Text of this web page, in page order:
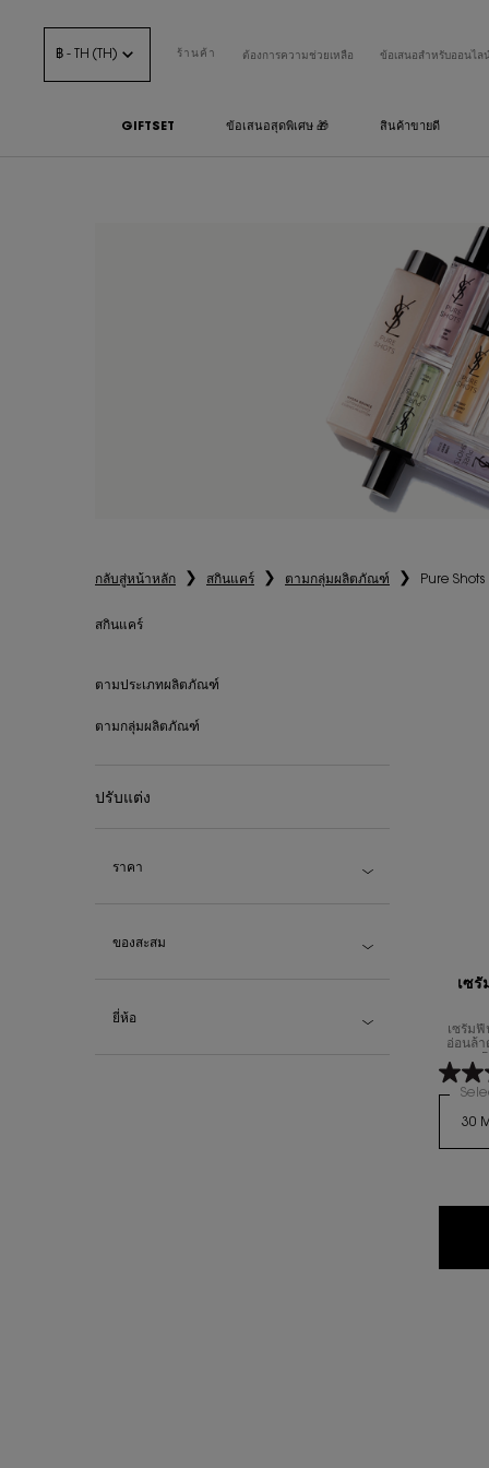
฿ - TH (TH) ร้านค้า ต้องการความช่วยเหลือ ข้อเสนอสำหรับออนไล
GIFTSET ข้อเสนอสุดพิเศษ 🎁 สินค้าขายดี
กลับสู่หน้าหลัก สกินแคร์ ตามกลุ่มผลิตภัณฑ์ Pure Shots
สกินแคร์
ตามประเภทผลิตภัณฑ์
ตามกลุ่มผลิตภัณฑ์
ปรับแต่ง
ราคา
ของสะสม
ยี่ห้อ
เซรั่
เซรั่ม
อ่อนล้า